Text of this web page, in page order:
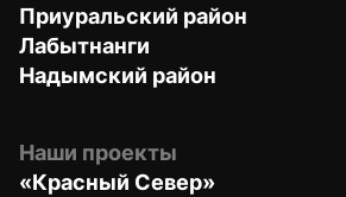
Приуральский район
Лабытнанги
Надымский район
Наши проекты
«Красный Север»